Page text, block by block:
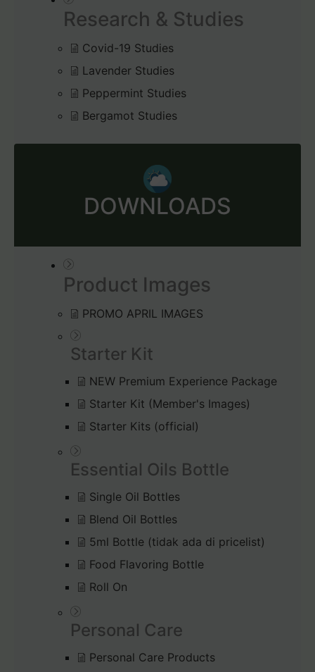
Research & Studies
Covid-19 Studies
Lavender Studies
Peppermint Studies
Bergamot Studies
DOWNLOADS
Product Images
PROMO APRIL IMAGES
Starter Kit
NEW Premium Experience Package
Starter Kit (Member's Images)
Starter Kits (official)
Essential Oils Bottle
Single Oil Bottles
Blend Oil Bottles
5ml Bottle (tidak ada di pricelist)
Food Flavoring Bottle
Roll On
Personal Care
Personal Care Products